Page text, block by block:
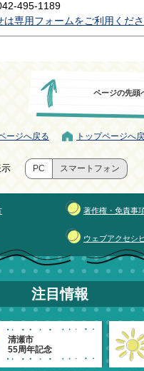
495-1189
は専用フォームをご利用くださ
ページの先頭
ージへ戻る トップページへ
PC スマートフォン
著作権・免責事
ウェブアクセシ
注目情報
清瀬市
55周年記念